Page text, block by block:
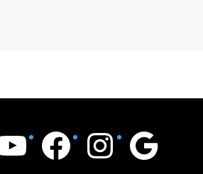
Facebook Instagram Google